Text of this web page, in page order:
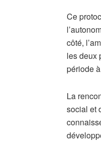
Ce
côté,
les deux
période
La
social et